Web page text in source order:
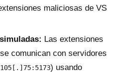
maliciosas de VS
Las extensiones
comunican con servidores
) usando